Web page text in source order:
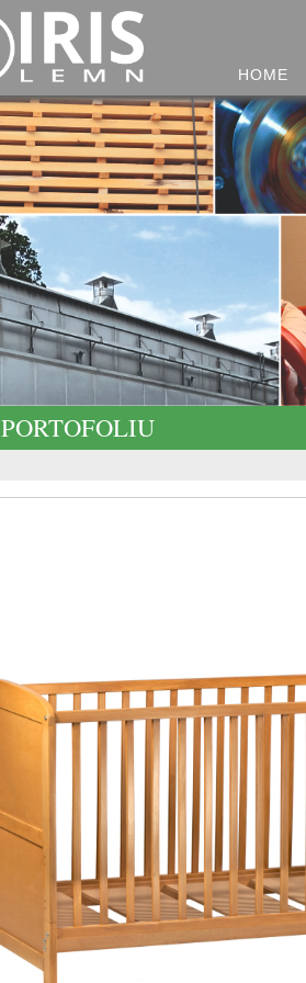
HOME
PORTOFOLIU